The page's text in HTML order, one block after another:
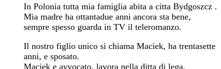
In Polonia tutta mia famiglia abita a citta Bydgoszcz .
Mia madre ha ottantadue anni ancora sta bene,
sempre spesso guarda in TV il teleromanzo.
Il nostro figlio unico si chiama Maciek, ha trentasette
anni, e sposato.
Maciek e avvocato, lavora nella ditta di lega.